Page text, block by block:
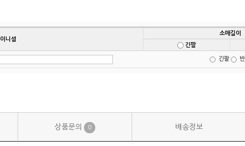
이니셜
소매길이
긴팔
긴팔
상품문의 0 배송정보